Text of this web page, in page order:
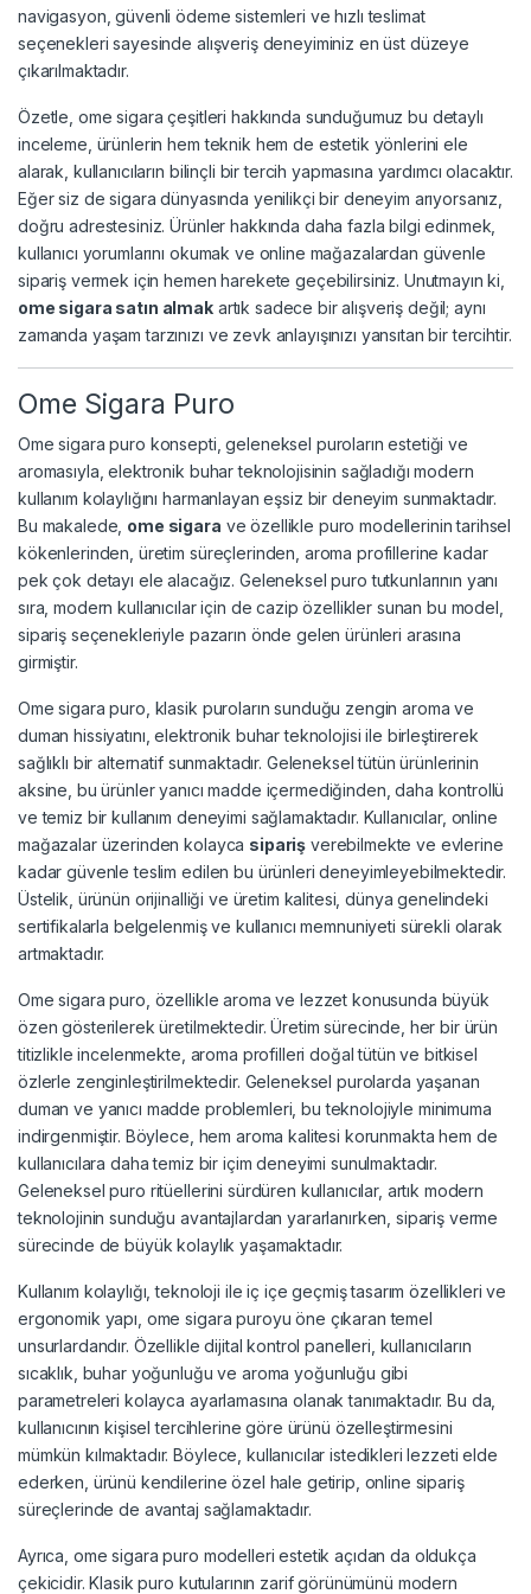
navigasyon, güvenli ödeme sistemleri ve hızlı teslimat
seçenekleri sayesinde alışveriş deneyiminiz en üst düzeye
çıkarılmaktadır.
Özetle, ome sigara çeşitleri hakkında sunduğumuz bu detaylı
inceleme, ürünlerin hem teknik hem de estetik yönlerini ele
alarak, kullanıcıların bilinçli bir tercih yapmasına yardımcı olacaktır.
Eğer siz de sigara dünyasında yenilikçi bir deneyim arıyorsanız,
doğru adrestesiniz. Ürünler hakkında daha fazla bilgi edinmek,
kullanıcı yorumlarını okumak ve online mağazalardan güvenle
sipariş vermek için hemen harekete geçebilirsiniz. Unutmayın ki,
ome sigara satın almakartık sadece bir alışveriş değil; aynı
zamanda yaşam tarzınızı ve zevk anlayışınızı yansıtan bir tercihtir.
Ome Sigara Puro
Ome sigara puro konsepti, geleneksel puroların estetiği ve
aromasıyla, elektronik buhar teknolojisinin sağladığı modern
kullanım kolaylığını harmanlayan eşsiz bir deneyim sunmaktadır.
Bu makalede, ome sigara ve özellikle puro modellerinin tarihsel
kökenlerinden, üretim süreçlerinden, aroma profillerine kadar
pek çok detayı ele alacağız. Geleneksel puro tutkunlarının yanı
sıra, modern kullanıcılar için de cazip özellikler sunan bu model,
sipariş seçenekleriyle pazarın önde gelen ürünleri arasına
girmiştir.
Ome sigara puro, klasik puroların sunduğu zengin aroma ve
duman hissiyatını, elektronik buhar teknolojisi ile birleştirerek
sağlıklı bir alternatif sunmaktadır. Geleneksel tütün ürünlerinin
aksine, bu ürünler yanıcı madde içermediğinden, daha kontrollü
ve temiz bir kullanım deneyimi sağlamaktadır. Kullanıcılar, online
mağazalar üzerinden kolayca sipariş verebilmekte ve evlerine
kadar güvenle teslim edilen bu ürünleri deneyimleyebilmektedir.
Üstelik, ürünün orijinalliği ve üretim kalitesi, dünya genelindeki
sertifikalarla belgelenmiş ve kullanıcı memnuniyeti sürekli olarak
artmaktadır.
Ome sigara puro, özellikle aroma ve lezzet konusunda büyük
özen gösterilerek üretilmektedir. Üretim sürecinde, her bir ürün
titizlikle incelenmekte, aroma profilleri doğal tütün ve bitkisel
özlerle zenginleştirilmektedir. Geleneksel purolarda yaşanan
duman ve yanıcı madde problemleri, bu teknolojiyle minimuma
indirgenmiştir. Böylece, hem aroma kalitesi korunmakta hem de
kullanıcılara daha temiz bir içim deneyimi sunulmaktadır.
Geleneksel puro ritüellerini sürdüren kullanıcılar, artık modern
teknolojinin sunduğu avantajlardan yararlanırken, sipariş verme
sürecinde de büyük kolaylık yaşamaktadır.
Kullanım kolaylığı, teknoloji ile iç içe geçmiş tasarım özellikleri ve
ergonomik yapı, ome sigara puroyu öne çıkaran temel
unsurlardandır. Özellikle dijital kontrol panelleri, kullanıcıların
sıcaklık, buhar yoğunluğu ve aroma yoğunluğu gibi
parametreleri kolayca ayarlamasına olanak tanımaktadır. Bu da,
kullanıcının kişisel tercihlerine göre ürünü özelleştirmesini
mümkün kılmaktadır. Böylece, kullanıcılar istedikleri lezzeti elde
ederken, ürünü kendilerine özel hale getirip, online sipariş
süreçlerinde de avantaj sağlamaktadır.
Ayrıca, ome sigara puro modelleri estetik açıdan da oldukça
çekicidir. Klasik puro kutularının zarif görünümünü modern